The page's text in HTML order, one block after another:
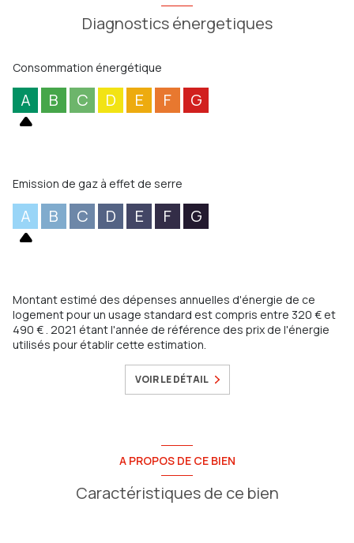
Diagnostics énergetiques
Consommation énergétique
A B C D E F G
Emission de gaz à effet de serre
A B C D E F G
Montant estimé des dépenses annuelles d'énergie de ce
logement pour un usage standard est compris entre 320 € et
490 € . 2021 étant l'année de référence des prix de l'énergie
utilisés pour établir cette estimation.
VOIR LE DÉTAIL
A PROPOS DE CE BIEN
Caractéristiques de ce bien